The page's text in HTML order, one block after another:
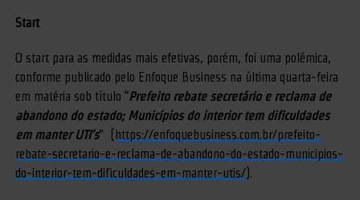
Start
O start para as medidas mais efetivas, porém, foi uma polêmica,
conforme publicado pelo Enfoque Business na última quarta-feira
em matéria sob título “Prefeito rebate secretário e reclama de
abandono do estado; Municípios do interior tem dificuldades
em manter UTI’s” (
https://enfoquebusiness.com.br/prefeito-
rebate-secretario-e-reclama-de-abandono-do-estado-municipios-
do-interior-tem-dificuldades-em-manter-utis/).